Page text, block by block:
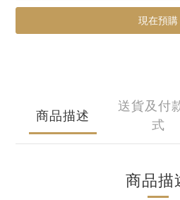
現在預購
商品描述
送貨及付
式
商品描